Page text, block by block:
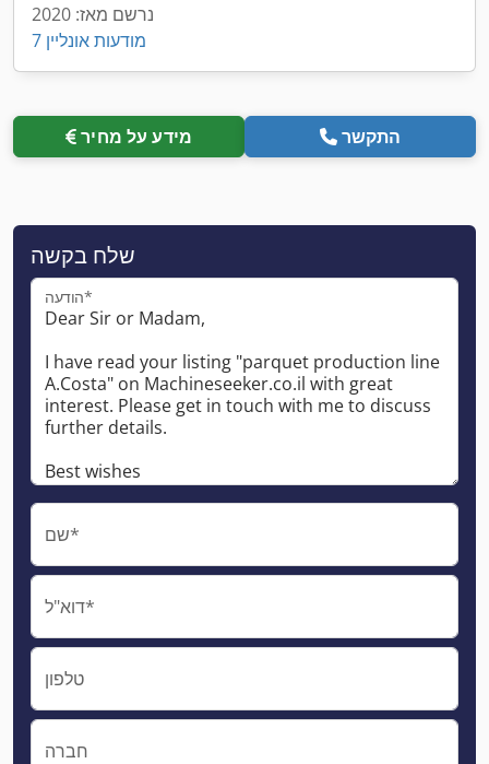
נרשם מאז: 2020
7 מודעות אונליין
מידע על מחיר התקשר
שלח בקשה
הודעה*
שם*
דוא"ל*
טלפון
חברה